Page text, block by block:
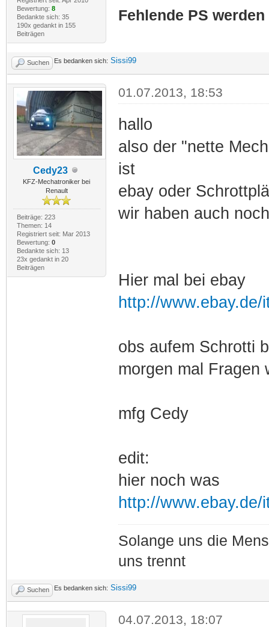
Bewertung: 8
Bedankte sich: 35
190x gedankt in 155
Beiträgen
Fehlende PS
Suchen Es bedanken sich: Sissi99
Cedy23
KFZ-Mechatroniker bei
Renault
Beiträge: 223
Themen: 14
Registriert seit: Mar 2013
Bewertung: 0
Bedankte sich: 13
23x gedankt in 20
Beiträgen
01.07.2013, 18:53
hallo
also der "nette
ist
ebay oder
wir haben auch
Hier mal bei ebay
http://
obs aufem Schrotti
morgen mal Fragen
mfg Cedy
edit:
hier noch was
http://
Solange uns die
uns trennt
Suchen Es bedanken sich: Sissi99
04.07.2013, 18:07